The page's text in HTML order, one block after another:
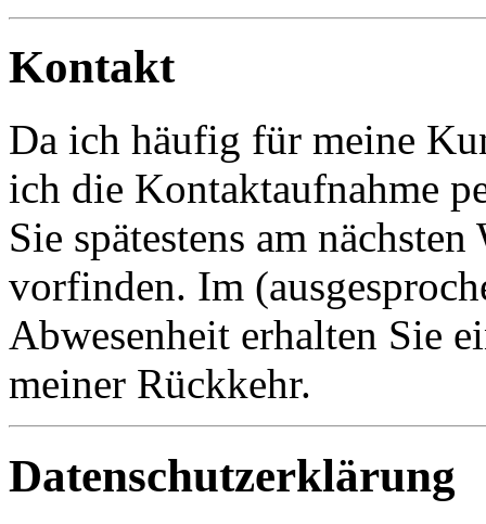
Kontakt
Da ich häufig für meine
ich die Kontaktaufnahme
Sie spätestens am
vorfinden. Im
Abwesenheit erhalten Sie
meiner Rückkehr.
Datenschutzerklärung